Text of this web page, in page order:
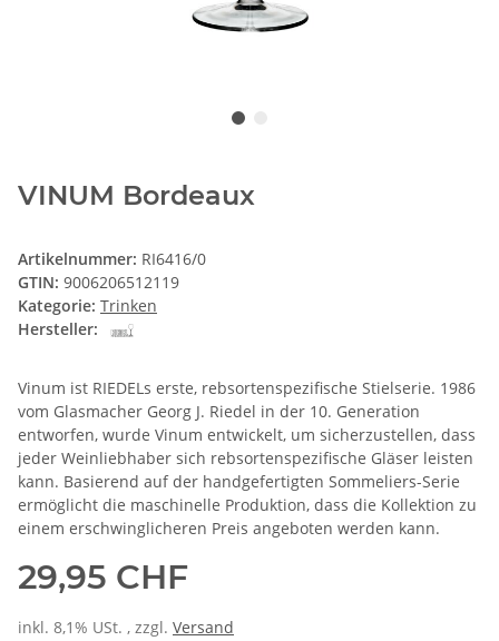
VINUM Bordeaux
Artikelnummer: RI6416/0
GTIN: 9006206512119
Kategorie: Trinken
Hersteller:
Vinum ist RIEDELs erste, rebsortenspezifische Stielserie. 1986
vom Glasmacher Georg J. Riedel in der 10. Generation
entworfen, wurde Vinum entwickelt, um sicherzustellen, dass
jeder Weinliebhaber sich rebsortenspezifische Gläser leisten
kann. Basierend auf der handgefertigten Sommeliers-Serie
ermöglicht die maschinelle Produktion, dass die Kollektion zu
einem erschwinglicheren Preis angeboten werden kann.
29,95 CHF
inkl. 8,1% USt. , zzgl. Versand